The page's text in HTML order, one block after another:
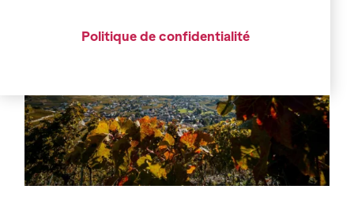
Politique de confidentialité